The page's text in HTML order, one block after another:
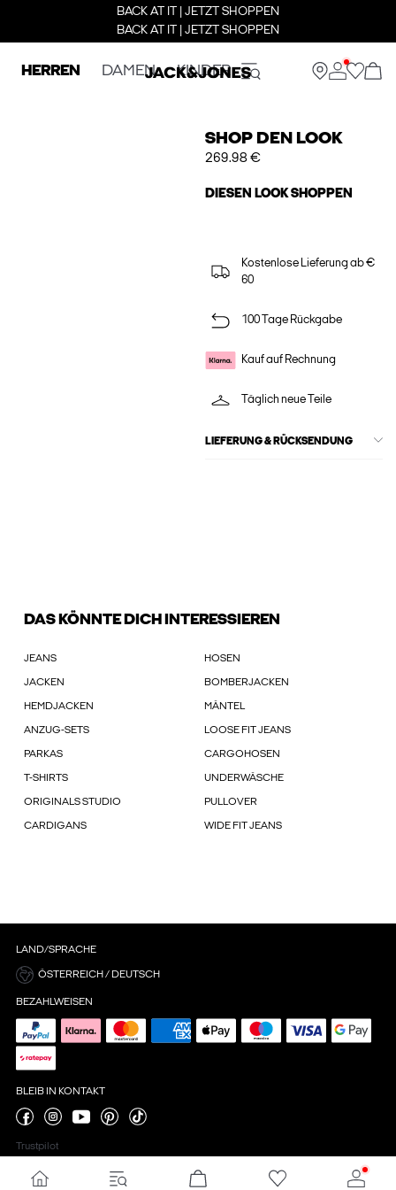
BACK AT IT | JETZT SHOPPEN
BACK AT IT | JETZT SHOPPEN
HERREN DAMEN KINDER
SHOP DEN LOOK
269.98 €
DIESEN LOOK SHOPPEN
Kostenlose Lieferung ab €
60
100 Tage Rückgabe
Kauf auf Rechnung
Täglich neue Teile
LIEFERUNG & RÜCKSENDUNG
DAS KÖNNTE DICH INTERESSIEREN
JEANS HOSEN
JACKEN BOMBERJACKEN
HEMDJACKEN MÄNTEL
ANZUG-SETS LOOSE FIT JEANS
PARKAS CARGOHOSEN
T-SHIRTS UNDERWÄSCHE
ORIGINALS STUDIO PULLOVER
CARDIGANS WIDE FIT JEANS
LAND/SPRACHE
ÖSTERREICH / DEUTSCH
BEZAHLWEISEN
BLEIB IN KONTAKT
Trustpilot